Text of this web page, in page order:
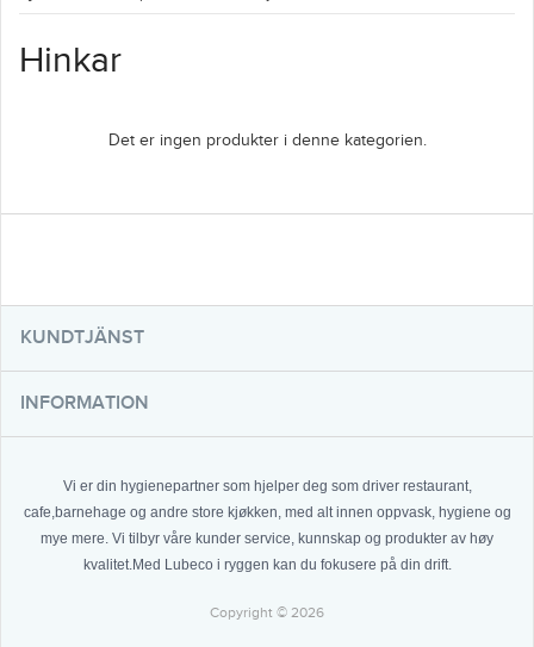
Hinkar
Det er ingen produkter i denne kategorien.
KUNDTJÄNST
INFORMATION
Vi er din hygienepartner som hjelper deg som driver restaurant,
cafe,barnehage og andre store kjøkken, med alt innen oppvask, hygiene og
mye mere. Vi tilbyr våre kunder service, kunnskap og produkter av høy
kvalitet.Med Lubeco i ryggen kan du fokusere på din drift.
Copyright © 2026